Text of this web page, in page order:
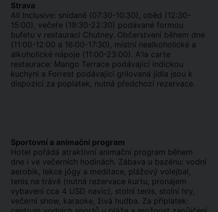
Strava
All Inclusive: snídaně (07:30-10:30), oběd (12:30-
15:00), večeře (19:30-22:30) podávané formou
bufetu v restauraci Chutney. Občerstvení během dne
(11:00-12:00 a 16:00-17:30), místní nealkoholické a
alkoholické nápoje (11:00-23:00). A'la carte
restaurace: Mango Terrace podávající indickou
kuchyni a Forrest podávající grilovaná jídla jsou k
dispozici za poplatek, nutná předchozí rezervace.
Sportovní a animační program
Hotel pořádá atraktivní animační program během
dne i ve večerních hodinách. Zábava u bazénu: vodní
aerobik, lekce jógy a meditace, plážový volejbal,
tenis na trávě (nutná rezervace kurtu, pronájem
vybavení cca 4 USD navíc), stolní tenis, stolní hry,
večerní show, karaoke, živá hudba. Za příplatek: